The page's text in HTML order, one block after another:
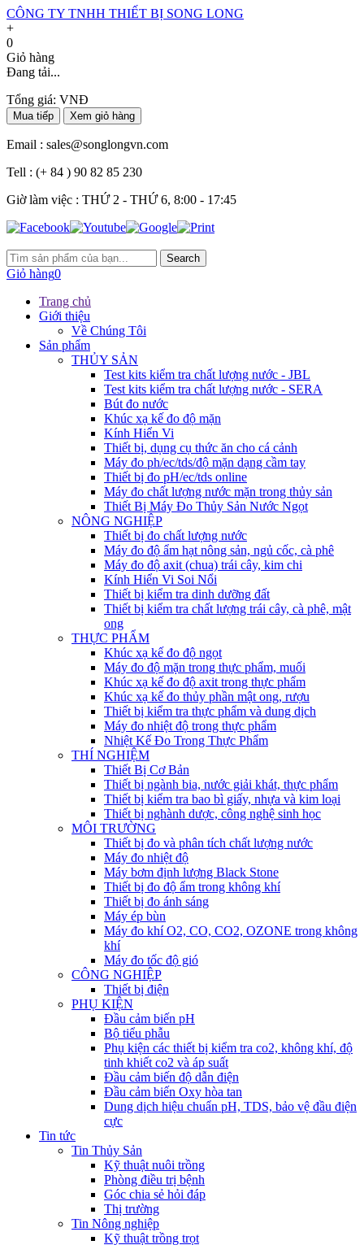
CÔNG TY TNHH THIẾT BỊ SONG LONG
+
0
Giỏ hàng
Đang tải...
Tổng giá: VNĐ
Mua tiếp Xem giỏ hàng
Email : sales@songlongvn.com
Tell : (+ 84 ) 90 82 85 230
Giờ làm việc : THỨ 2 - THỨ 6, 8:00 - 17:45
Search
Giỏ hàng0
Trang chủ
Giới thiệu
Về Chúng Tôi
Sản phẩm
THỦY SẢN
Test kits kiểm tra chất lượng nước - JBL
Test kits kiểm tra chất lượng nước - SERA
Bút đo nước
Khúc xạ kế đo độ mặn
Kính Hiển Vi
Thiết bị, dụng cụ thức ăn cho cá cảnh
Máy đo ph/ec/tds/độ mặn dạng cầm tay
Thiết bị đo pH/ec/tds online
Máy đo chất lượng nước mặn trong thủy sản
Thiết Bị Máy Đo Thủy Sản Nước Ngọt
NÔNG NGHIỆP
Thiết bị đo chất lượng nước
Máy đo độ ẩm hạt nông sản, ngủ cốc, cà phê
Máy đo độ axit (chua) trái cây, kim chi
Kính Hiển Vi Soi Nổi
Thiết bị kiểm tra dinh dưỡng đất
Thiết bị kiểm tra chất lượng trái cây, cà phê, mật
ong
THỰC PHẨM
Khúc xạ kế đo độ ngọt
Máy đo độ mặn trong thực phẩm, muối
Khúc xạ kế đo độ axit trong thực phẩm
Khúc xạ kế đo thủy phần mật ong, rượu
Thiết bị kiểm tra thực phẩm và dung dịch
Máy đo nhiệt độ trong thực phẩm
Nhiệt Kế Đo Trong Thực Phẩm
THÍ NGHIỆM
Thiết Bị Cơ Bản
Thiết bị ngành bia, nước giải khát, thực phẩm
Thiết bị kiểm tra bao bì giấy, nhựa và kim loại
Thiết bị nghành dược, công nghệ sinh học
MÔI TRƯỜNG
Thiết bị đo và phân tích chất lượng nước
Máy đo nhiệt độ
Máy bơm định lượng Black Stone
Thiết bị đo độ ẩm trong không khí
Thiết bị đo ánh sáng
Máy ép bùn
Máy đo khí O2, CO, CO2, OZONE trong không
khí
Máy đo tốc độ gió
CÔNG NGHIỆP
Thiết bị điện
PHỤ KIỆN
Đầu cảm biến pH
Bộ tiểu phẫu
Phụ kiện các thiết bị kiểm tra co2, không khí, độ
tinh khiết co2 và áp suất
Đầu cảm biến độ dẫn điện
Đầu cảm biến Oxy hòa tan
Dung dịch hiệu chuẩn pH, TDS, bảo vệ đầu điện
cực
Tin tức
Tin Thủy Sản
Kỹ thuật nuôi trồng
Phòng điều trị bệnh
Góc chia sẻ hỏi đáp
Thị trường
Tin Nông nghiệp
Kỹ thuật trồng trọt